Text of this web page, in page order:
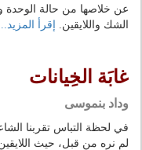
عن خلاصها من حالة الوحدة
الشك واللايقين.
إقرأ
غابَة الخِيانات
وداد بنموسى
في لحظة التباس تقربنا
لم نره من قبل، حيث